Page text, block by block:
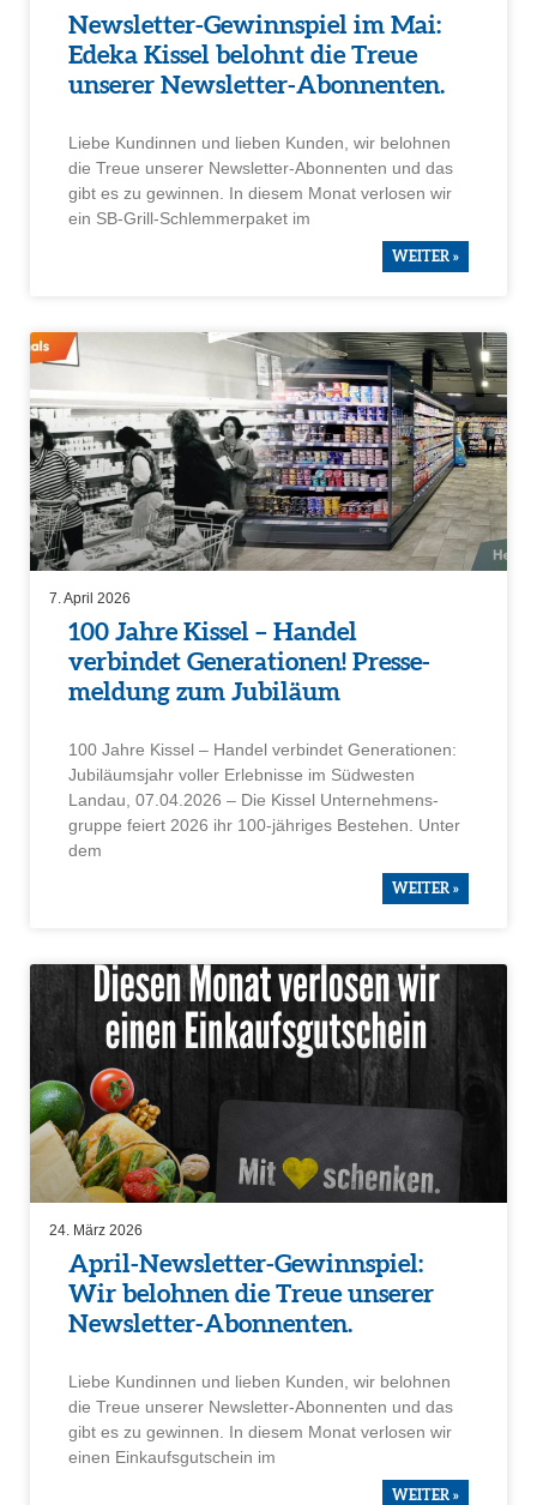
Newsletter-Gewinn­spiel im Mai:
Edeka Kissel belohnt die Treue
unserer Newsletter-Abonnenten.
Liebe Kundinnen und lieben Kunden, wir belohnen
die Treue unserer Newsletter-Abonnenten und das
gibt es zu gewinnen. In diesem Monat verlosen wir
ein SB-Grill-Schlem­mer­paket im
WEITER »
100 Jahre Kissel – Handel
verbindet Genera­tionen! Presse­
mel­dung zum Jubiläum
100 Jahre Kissel – Handel verbindet Genera­tionen:
Jubilä­ums­jahr voller Erleb­nisse im Südwesten
Landau, 07.04.2026 – Die Kissel Unter­neh­mens­
gruppe feiert 2026 ihr 100-jähriges Bestehen. Unter
dem
WEITER »
7. April 2026
April-Newsletter-Gewinn­spiel:
Wir belohnen die Treue unserer
Newsletter-Abonnenten.
Liebe Kundinnen und lieben Kunden, wir belohnen
die Treue unserer Newsletter-Abonnenten und das
gibt es zu gewinnen. In diesem Monat verlosen wir
einen Einkaufs­gut­schein im
WEITER »
24. März 2026